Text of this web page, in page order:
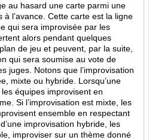
au hasard une carte parmi une
l’avance. Cette carte est la ligne
qui sera improvisée par les
alors pendant quelques
de jeu et peuvent, par la suite,
qui sera soumise au vote de
juges. Notons que l’improvisation
mixte ou hybride. Lorsqu’une
équipes improvisent en
Si l’improvisation est mixte, les
ensemble en respectant
improvisation hybride, les
improviser sur un thème donné